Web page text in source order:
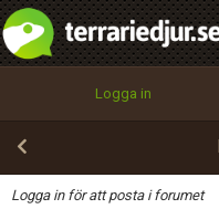
Logga in
Logga in för att posta i forumet
Kategori
integritetspolicy
Namn:
Epost:
Begär nytt lösenord